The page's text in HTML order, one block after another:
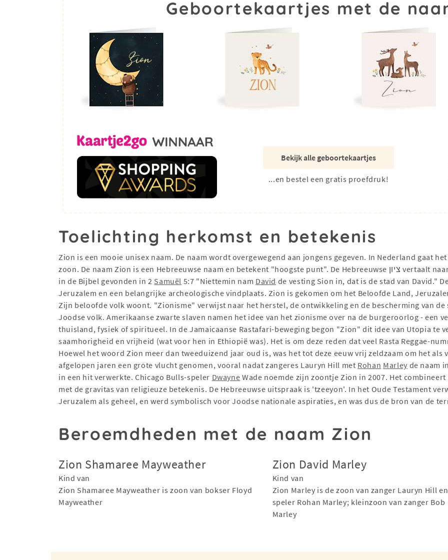
Geboortekaartjes met de
Bekijk alle geboortekaartjes
...en bestel een gratis proefdruk!
Toelichting herkomst en betekenis
Zion is een mooie unisex naam. De naam wordt overgewegend aan jongens gegeven. In Nederland gaat
zoon. De naam Zion is een Hebreeuwse naam en betekent "hoogste punt". De Hebreeuwse ציון vertaalt naar Zion (Tzion). Dit woord wordt voor het eerst
in de Bijbel gevonden in 2 Samuël 5:7 "Niettemin nam David de vesting Sion in, dat is de stad van David."
Jeruzalem en een belangrijke archeologische vindplaats. Zion is gekomen om het Beloofde Land,
Zijn beloofde volk woont. "Zionisme" verwijst naar het herstel, de ontwikkeling en de bescherming van
Joodse volk. Amerikaanse zwarte slaven namen het idee van het zionisme over na de burgeroorlog - een
thuisland, fysiek of spiritueel. In de Jamaicaanse Rastafari-beweging begon "Zion" dit idee van Utopia te
saamhorigheid en vrijheid (wat voor hen in Ethiopië was). Het is om deze reden dat veel Rasta Reggae-
Hoewel het woord Zion meer dan tweeduizend jaar oud is, was het tot deze eeuw vrij zeldzaam om het
afgelopen jaren een grote vlucht genomen, vooral nadat zangeres Lauryn Hill met Rohan Marley de naam
in een hit verwerkte. Chicago Bulls-speler Dwayne Wade noemde zijn zoontje Zion in 2007. Het
met de gravitas van religieuze betekenis. De Hebreeuwse uitspraak is 'tzeeyon'. In het Oude Testament
Jeruzalem als geheel, en werd symbolisch voor Joodse nationale aspiraties, en was dus de bron van de
Beroemdheden met de naam Zion
Zion Shamaree Mayweather
Kind van
Zion Shamaree Mayweather is zoon van bokser Floyd
Mayweather
Zion David Marley
Kind van
Zion Marley is de zoon van zanger Lauryn Hill en
speler Rohan Marley; kleinzoon van zanger Bob
Marley